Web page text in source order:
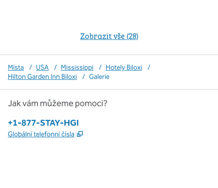
Zobrazit vše (28)
Místa / USA / Mississippi / Hotely Biloxi
/
Hilton Garden Inn Biloxi
/ Galerie
Jak vám můžeme pomoci?
Telefon:
+1-877-STAY-HGI
Globální telefonní čísla ,